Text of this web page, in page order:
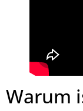
Warum